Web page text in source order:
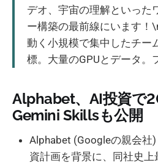
デオ、宇宙の理解といった
ー構築の最前線にいます！
動く小規模で集中したチー
標。大量のGPUとデータ。
Alphabet、AI投資で
Gemini Skillsも公開
Alphabet (Googleの親会社
資計画を背景に、同社史